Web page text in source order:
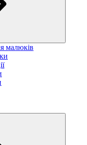
малюків